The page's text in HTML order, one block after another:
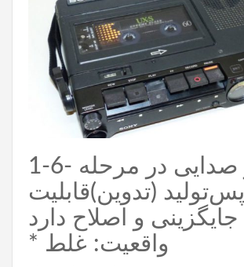
1-6- هر صدایی در مرحله
پس‌تولید (تدوین)قابلیت
جایگزینی و اصلاح دارد
* واقعیت: غلط